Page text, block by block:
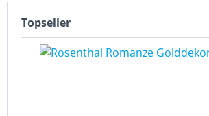
Topseller